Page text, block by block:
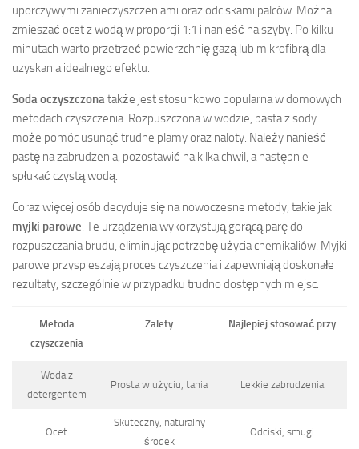
uporczywymi zanieczyszczeniami oraz odciskami palców. Można
zmieszać ocet z wodą w proporcji 1:1 i nanieść na szyby. Po kilku
minutach warto przetrzeć powierzchnię gazą lub mikrofibrą dla
uzyskania idealnego efektu.
Soda oczyszczonatakże jest stosunkowo popularna w domowych
metodach czyszczenia. Rozpuszczona w wodzie, pasta z sody
może pomóc usunąć trudne plamy oraz naloty. Należy nanieść
pastę na zabrudzenia, pozostawić na kilka chwil, a następnie
spłukać czystą wodą.
Coraz więcej osób decyduje się na nowoczesne metody, takie jak
myjki parowe. Te urządzenia wykorzystują gorącą parę do
rozpuszczania brudu, eliminując potrzebę użycia chemikaliów. Myjki
parowe przyspieszają proces czyszczenia i zapewniają doskonałe
rezultaty, szczególnie w przypadku trudno dostępnych miejsc.
Metoda
czyszczenia
Zalety Najlepiej stosować przy
Woda z
detergentem
Prosta w użyciu, tania Lekkie zabrudzenia
Ocet
Skuteczny, naturalny
środek
Odciski, smugi